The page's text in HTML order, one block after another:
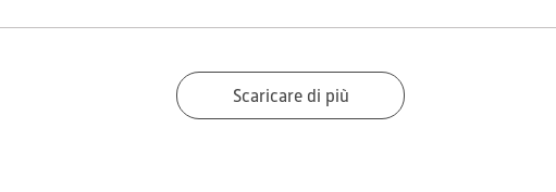
Scaricare di più